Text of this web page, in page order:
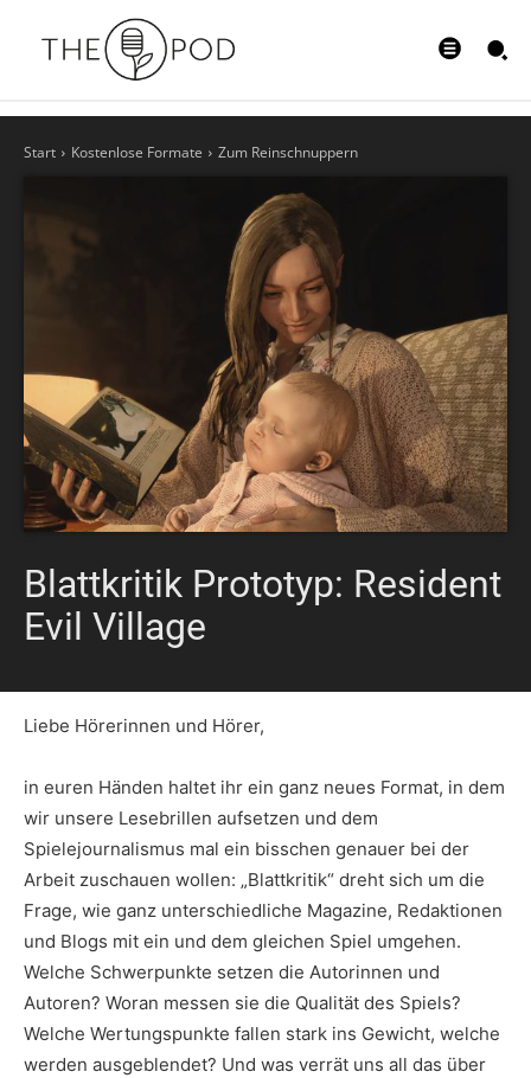
Start Kostenlose Formate Zum Reinschnuppern
Blattkritik Prototyp: Resident
Evil Village
Liebe Hörerinnen und Hörer,
in euren Händen haltet ihr ein ganz neues Format, in dem
wir unsere Lesebrillen aufsetzen und dem
Spielejournalismus mal ein bisschen genauer bei der
Arbeit zuschauen wollen: „Blattkritik“ dreht sich um die
Frage, wie ganz unterschiedliche Magazine, Redaktionen
und Blogs mit ein und dem gleichen Spiel umgehen.
Welche Schwerpunkte setzen die Autorinnen und
Autoren? Woran messen sie die Qualität des Spiels?
Welche Wertungspunkte fallen stark ins Gewicht, welche
werden ausgeblendet? Und was verrät uns all das über